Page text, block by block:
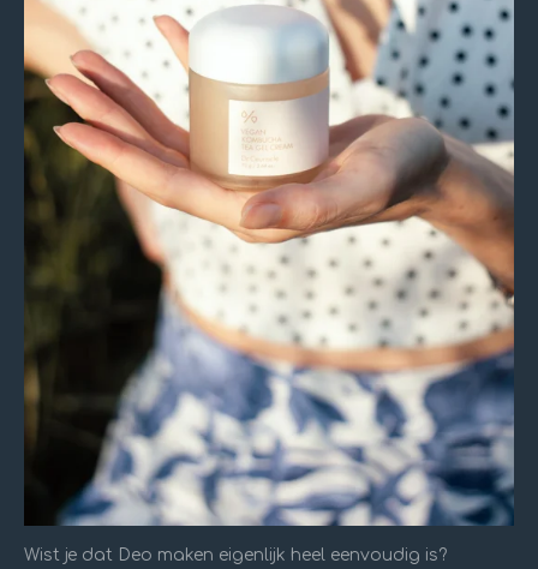
Wist je dat Deo maken eigenlijk heel eenvoudig is?